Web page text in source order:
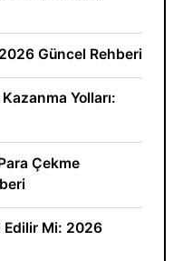
Güncel Rehberi
Yolları:
Çekme
Edilir Mi: 2026